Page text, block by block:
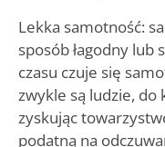
Lekka samotność:
sposób łagodny lub
czasu czuje się
zwykle są ludzie, do
zyskując
podatną na